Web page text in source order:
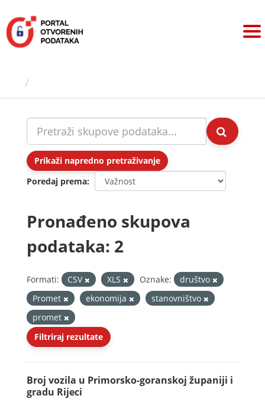
sadržaj
Prikaži napredno pretraživanje
Poredaj prema
Pronađeno skupova
podataka: 2
Formati: CSV XLS Oznake:
društvo
Promet
ekonomija
stanovništvo
promet
Filtriraj rezultate
Broj vozila u Primorsko-goranskoj županiji i
gradu Rijeci